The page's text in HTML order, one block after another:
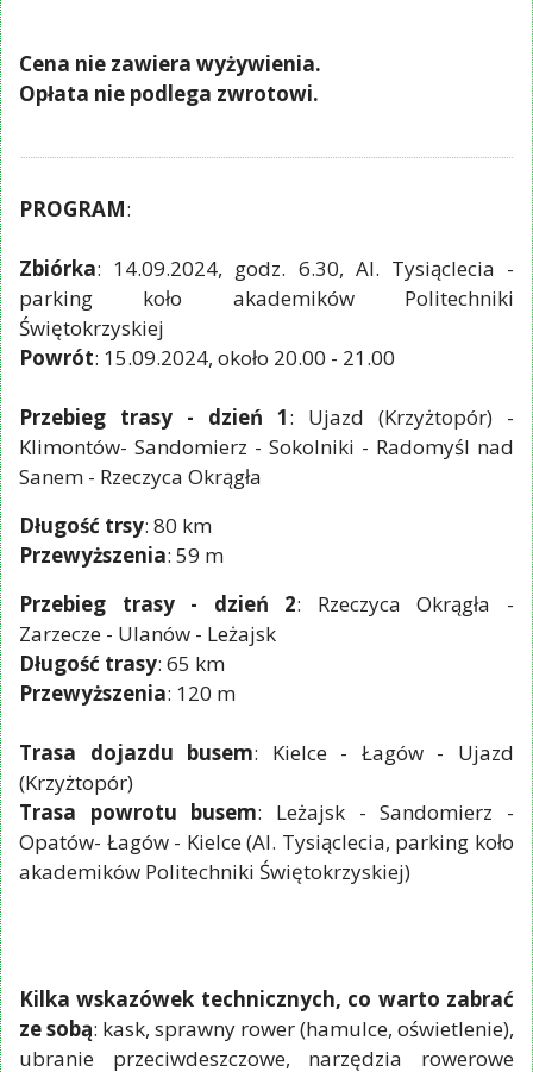
Cena nie zawiera wyżywienia.
Opłata nie podlega zwrotowi.
PROGRAM:
Zbiórka: 14.09.2024, godz. 6.30, Al. Tysiąclecia -
parking koło akademików Politechniki
Świętokrzyskiej
Powrót: 15.09.2024, około 20.00 - 21.00
Przebieg trasy - dzień 1: Ujazd (Krzyżtopór) -
Klimontów- Sandomierz - Sokolniki - Radomyśl nad
Sanem - Rzeczyca Okrągła
Długość trsy: 80 km
Przewyższenia: 59 m
Przebieg trasy - dzień 2: Rzeczyca Okrągła -
Zarzecze - Ulanów - Leżajsk
Długość trasy: 65 km
Przewyższenia: 120 m
Trasa dojazdu busem: Kielce - Łagów - Ujazd
(Krzyżtopór)
Trasa powrotu busem: Leżajsk - Sandomierz -
Opatów- Łagów - Kielce (Al. Tysiąclecia, parking koło
akademików Politechniki Świętokrzyskiej)
Kilka wskazówek technicznych, co warto zabrać
ze sobą: kask, sprawny rower (hamulce, oświetlenie),
ubranie przeciwdeszczowe, narzędzia rowerowe